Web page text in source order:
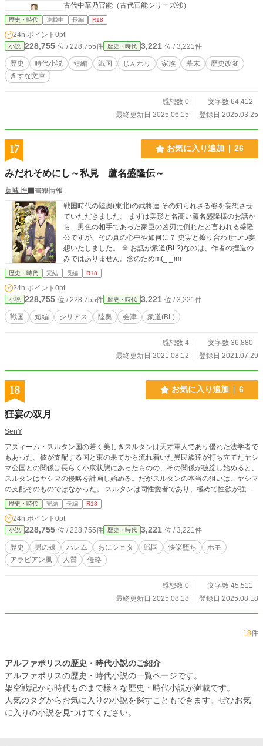
古代中華乃官能（古代官能シリーズ④）
歴史・時代 連載中 長編 R18
24h.ポイント 0pt
小説 228,755 位 / 228,755件 歴史・時代 3,221 位 / 3,221件
歴史 時代小説 短編 戦国 じんわり 家族 幕末
歴史改変
きずな文庫
感想数 0
文字数 64,412
最終更新日 2025.06.15
登録日 2025.03.25
17 お気に入り追加 26
みだれそめにし～私見 蘆名盛隆伝～
葛城 惶
書籍情報
戦国時代の陸奥(東北)の武将達 その知られざる姿を妄想させ
ていただきました。 まずは美形と名高い蘆名盛隆様のお話か
ら... 男色の相手であった家臣の凶刃に倒れたと言われる盛隆
公ですが、その真の心中や如何に？ 史実と擦り合わせつつ妄
想いたしました。 ※ お話が衆道(BL?)なのは、作者の捏造の
みではありません。念のためm(_ _)m
歴史・時代 完結 長編 R18
24h.ポイント 0pt
小説 228,755 位 / 228,755件 歴史・時代 3,221 位 / 3,221件
戦国 短編 シリアス 陸奥 会津 衆道(BL)
感想数 4
文字数 36,880
最終更新日 2021.08.12
登録日 2021.07.29
18 お気に入り追加 6
狂宴の双月
SenY
アズィーム・スルタン国の若く美しきスルタンは天才軍人であり優れた法学者で
もあった。彼が支配する国と東の果てから流れ着いた異民族達が打ち立てたヤシ
マ公国との関係は長らく小康状態にあったものの、その関係が破綻し始めると、
スルタンはヤシマの侵略を計画し始める。だがスルタンの本当の狙いは、ヤシマ
の支配そのものではなかった。 スルタンは同性愛者であり、極めて性欲が強
い、重度のショタコン。彼の本当の狙いは、ヤシマの領主の息子である、双子の
美少年だったのだ。
歴史・時代 完結 長編 R18
24h.ポイント 0pt
小説 228,755 位 / 228,755件 歴史・時代 3,221 位 / 3,221件
歴史 男の娘 ハレム おにショタ 戦国 快楽堕ち
ホモ
アラビアン風
人質 侵略
感想数 0
文字数 45,511
最終更新日 2025.08.18
登録日 2025.08.18
18件
アルファポリスの歴史・時代小説のご紹介
アルファポリスの歴史・時代小説の一覧ページです。
架空戦記から時代ものまで様々な歴史・時代小説が満載です。
人気のタグからお気に入りの小説を探すこともできます。ぜひお気
に入りの小説を見つけてください。